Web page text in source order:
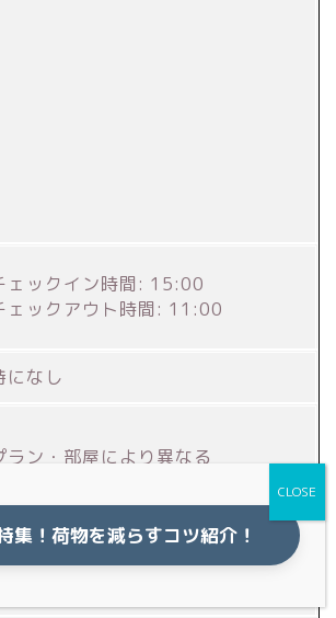
ェックイン時間: 15:00
ェックアウト時間: 11:00
になし
ラン・部屋により異なる
◎小佐越駅より徒歩約10分
集！荷物を減らすコツ紹介！